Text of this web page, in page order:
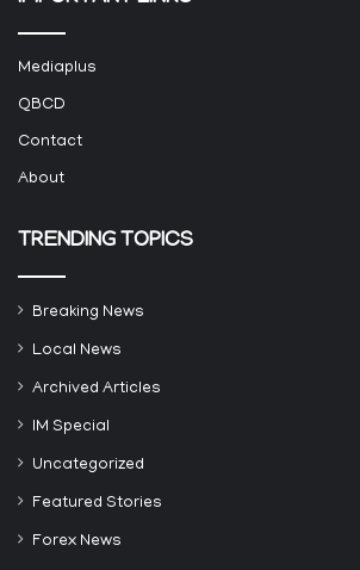
Mediaplus
QBCD
Contact
About
TRENDING TOPICS
Breaking News
Local News
Archived Articles
IM Special
Uncategorized
Featured Stories
Forex News